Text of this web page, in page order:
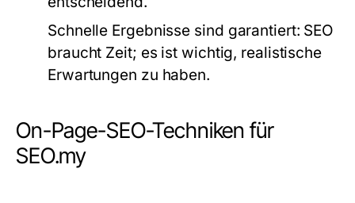
Schnelle Ergebnisse sind garantiert: SEO
braucht Zeit; es ist wichtig, realistische
Erwartungen zu haben.
On-Page-SEO-Techniken für
SEO.my